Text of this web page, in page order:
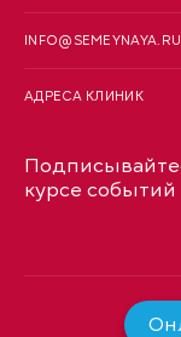
INFO@SEMEYNAYA.RU
АДРЕСА КЛИНИК
курсе событий